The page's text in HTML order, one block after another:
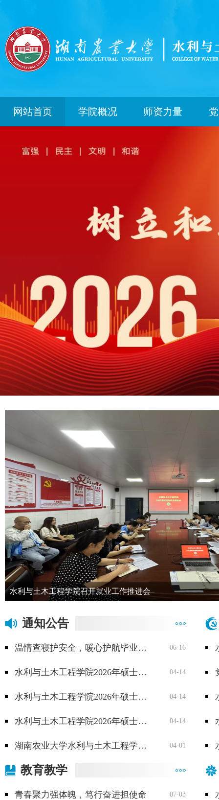
网站首页 学院概况 师资力量
水利与土木工程学院召开就业工作推进会
通知公告
温情查寝护安全，暖心护航毕业季|学院领导深入开展毕业生宿舍检查工作 06-16
水利与土木工程学院2026年硕士研究生复试成绩公示（持续更新） 04-14
水利与土木工程学院2026年硕士研究生复试成绩公示（持续更新） 04-14
水利与土木工程学院2026年硕士研究生复试成绩公示（持续更新） 04-14
湖南农业大学水利与土木工程学院2026年硕士研究生调剂公告 04-01
教育教学
青春聚力强体魄，笃行奋进担使命 07-03